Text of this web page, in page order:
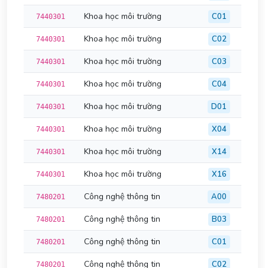
7440301 Khoa học môi trường C01
7440301 Khoa học môi trường C02
7440301 Khoa học môi trường C03
7440301 Khoa học môi trường C04
7440301 Khoa học môi trường D01
7440301 Khoa học môi trường X04
7440301 Khoa học môi trường X14
7440301 Khoa học môi trường X16
7480201 Công nghệ thông tin A00
7480201 Công nghệ thông tin B03
7480201 Công nghệ thông tin C01
7480201 Công nghệ thông tin C02